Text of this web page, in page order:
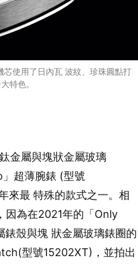
使用了日內瓦 波紋、珍珠圓點打
特色。
金屬與塊狀金屬玻璃
超薄腕錶 (型號
來最 特殊的款式之一。相
因為在2021年的「Only
殼與塊 狀金屬玻璃錶圈的
型號15202XT)，並拍出